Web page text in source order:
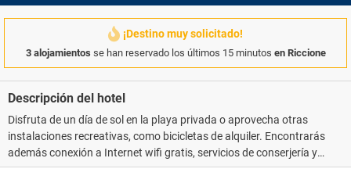
¡Destino muy solicitado!
3 alojamientos se han reservado los últimos 15 minutos en Riccione
Descripción del hotel
Disfruta de un día de sol en la playa privada o aprovecha otras
instalaciones recreativas, como bicicletas de alquiler. Encontrarás
además conexión a Internet wifi gratis, servicios de conserjería y
una televisión en la zona común.. La clasificación oficial por